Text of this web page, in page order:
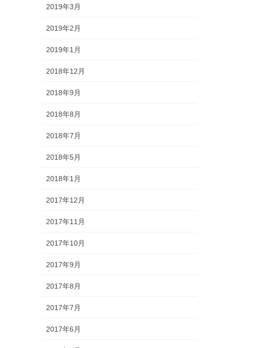
2019年3月
2019年2月
2019年1月
2018年12月
2018年9月
2018年8月
2018年7月
2018年5月
2018年1月
2017年12月
2017年11月
2017年10月
2017年9月
2017年8月
2017年7月
2017年6月